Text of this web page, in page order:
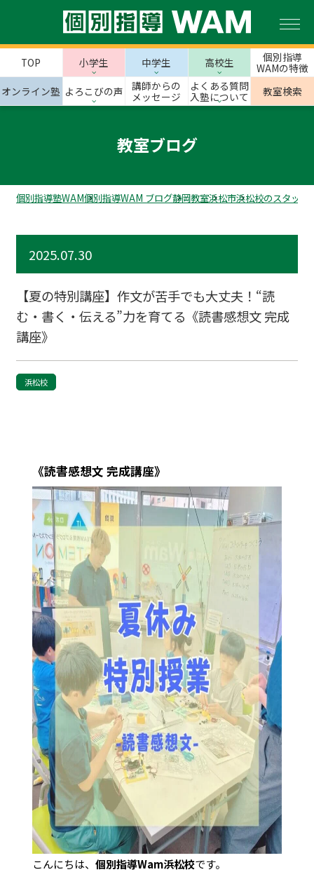
TOP 小学生 中学生 高校生
個別指導
WAMの特徴
オンライン塾 よろこびの声
講師からの
メッセージ
よくある質問
入塾について
教室検索
教室ブログ
個別指導塾WAM個別指導WAM ブログ静岡教室浜松市浜松校のスタッフ
2025.07.30
【夏の特別講座】作文が苦手でも大丈夫！“読
む・書く・伝える”力を育てる《読書感想文 完成
講座》
浜松校
《読書感想文 完成講座》
こんにちは、 個別指導Wam浜松校です。